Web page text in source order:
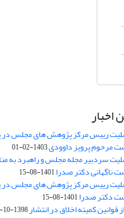
اخبار
رییس مرکز پژوهش های مجلس در
مرحوم پرویز داوودی1403-02-01
سردبیر مجله مجلس و راهبرد به
ناگهانی دکتر صدرا1401-08-15
رییس مرکز پژوهش های مجلس در
دکتر صدرا1401-08-15
قوانین کمیته اخلاق در انتشار1398-10-23